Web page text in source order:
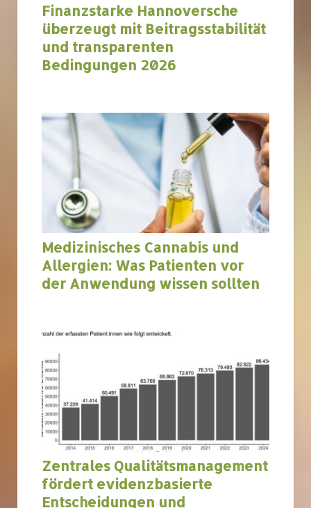
Finanzstarke Hannoversche
überzeugt mit Beitragsstabilität
und transparenten
Bedingungen 2026
Medizinisches Cannabis und
Allergien: Was Patienten vor
der Anwendung wissen sollten
Zentrales Qualitätsmanagement
fördert evidenzbasierte
Entscheidungen und